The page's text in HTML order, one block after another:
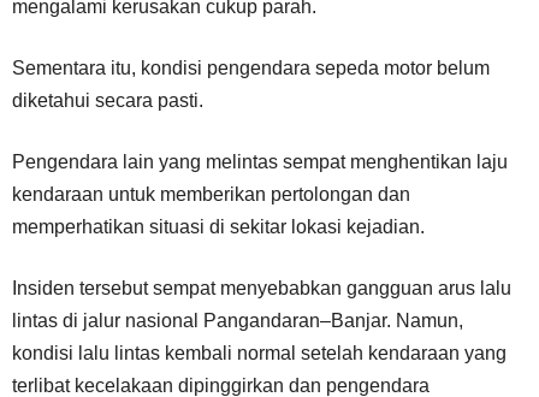
mengalami kerusakan cukup parah.
Sementara itu, kondisi pengendara sepeda motor belum
diketahui secara pasti.
Pengendara lain yang melintas sempat menghentikan laju
kendaraan untuk memberikan pertolongan dan
memperhatikan situasi di sekitar lokasi kejadian.
Insiden tersebut sempat menyebabkan gangguan arus lalu
lintas di jalur nasional Pangandaran–Banjar. Namun,
kondisi lalu lintas kembali normal setelah kendaraan yang
terlibat kecelakaan dipinggirkan dan pengendara